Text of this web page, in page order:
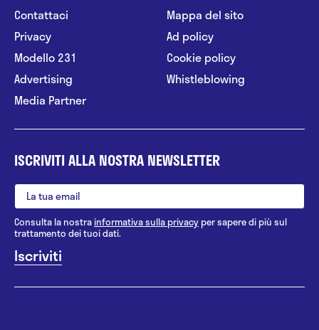
Contattaci
Privacy
Modello 231
Advertising
Media Partner
Mappa del sito
Ad policy
Cookie policy
Whistleblowing
ISCRIVITI ALLA NOSTRA NEWSLETTER
Consulta la nostrainformativa sulla privacy per sapere di più sul
trattamento dei tuoi dati.